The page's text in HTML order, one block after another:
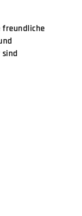
freundliche